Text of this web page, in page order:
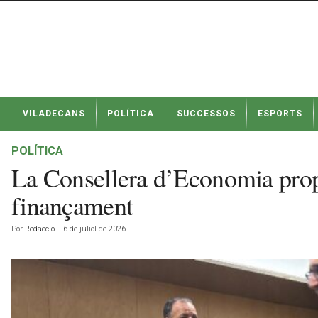
t
VILADECANS POLÍTICA SUCCESSOS ESPORTS
POLÍTICA
La Consellera d’Economia
finançament
Por Redacció - 6 de juliol de 2026